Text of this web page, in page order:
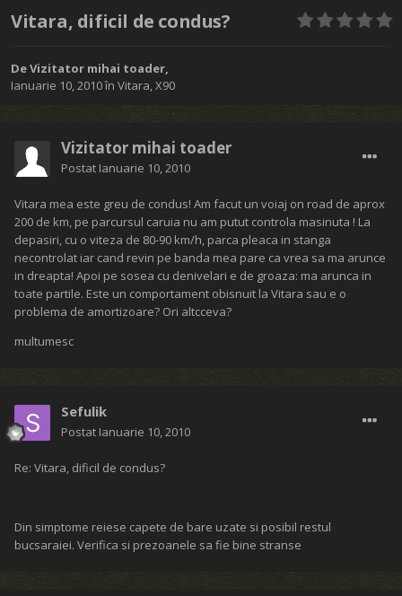
Vitara, dificil de condus?
De Vizitator mihai toader,
Ianuarie 10, 2010în Vitara, X90
Vizitator mihai toader
Postat Ianuarie 10, 2010
Vitara mea este greu de condus! Am facut un voiaj on road de aprox
200 de km, pe parcursul caruia nu am putut controla masinuta ! La
depasiri, cu o viteza de 80-90 km/h, parca pleaca in stanga
necontrolat iar cand revin pe banda mea pare ca vrea sa ma arunce
in dreapta! Apoi pe sosea cu denivelari e de groaza: ma arunca in
toate partile. Este un comportament obisnuit la Vitara sau e o
problema de amortizoare? Ori altcceva?
multumesc
Sefulik
Postat Ianuarie 10, 2010
Re: Vitara, dificil de condus?
Din simptome reiese capete de bare uzate si posibil restul
bucsaraiei. Verifica si prezoanele sa fie bine stranse